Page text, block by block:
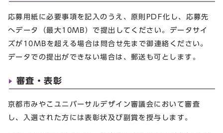
応募用紙に必要事項を記入のうえ、原則PDF化し、応募先
へデータ（最大10MB）で提出してください。データサイ
ズが10MBを超える場合は問合せ先まで御連絡ください。
データでの提出ができない場合は、郵送も可とします。
審査・表彰
京都市みやこユニバーサルデザイン審議会において審査
し、入選された方には表彰状及び副賞を授与します。